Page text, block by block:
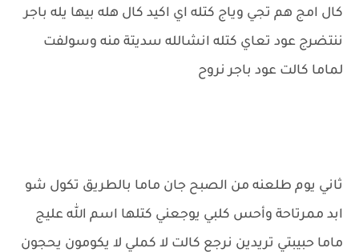
كال امج هم تجي وياج كتله اي اكيد كال هله بيها يله باجر
ننتضرج عود تعاي كتله انشالله سديتة منه وسولفت
لماما كالت عود باجر نروح
ثاني يوم طلعنه من الصبح جان ماما بالطريق تكول شو
ابد ممرتاحة وأحس كلبي يوجعني كتلها اسم الله عليج
ماما حبيبتي تريدين نرجع كالت لا كملي لا يكومون يحجون